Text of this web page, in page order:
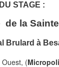
STAGE :
de la
Brulard à
(